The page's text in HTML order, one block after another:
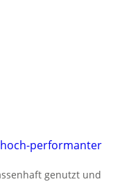
performanter
genutzt und